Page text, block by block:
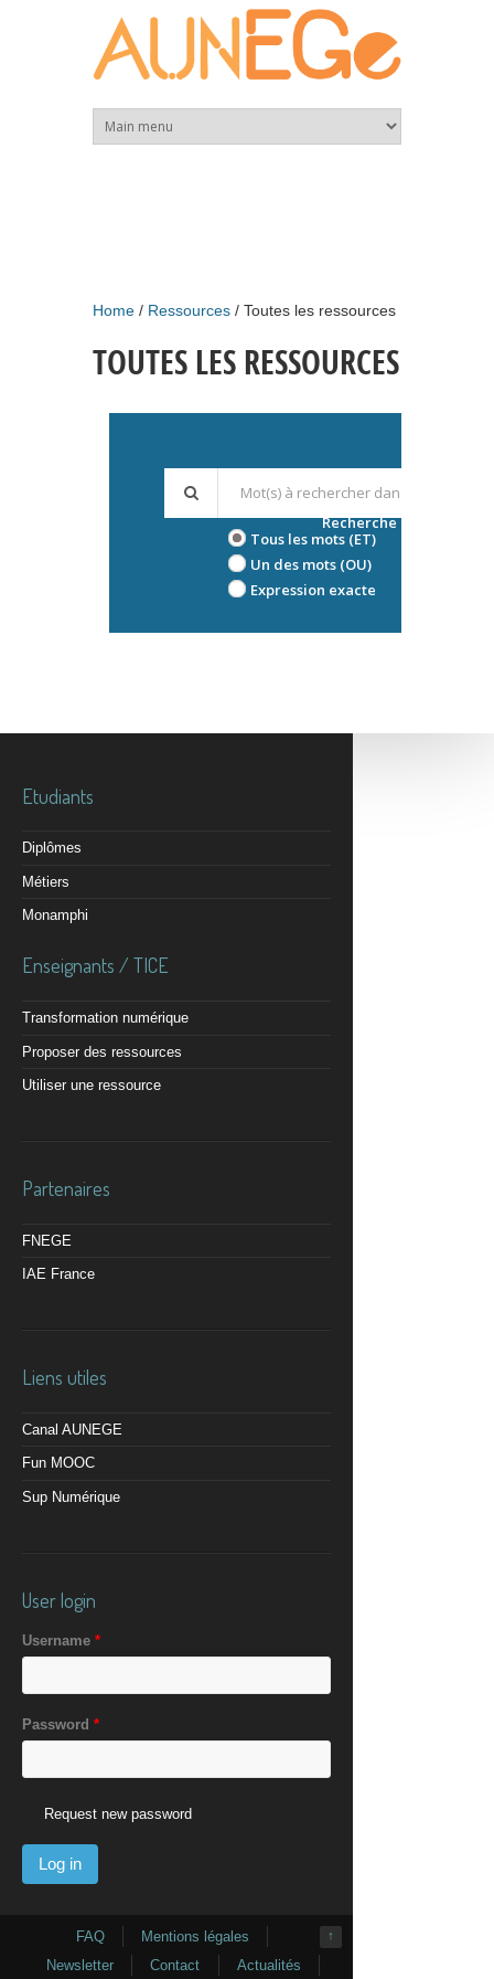
Home Ressources Toutes les ressources
TOUTES LES RESSOURCES
Tous les mots (ET)
Un des mots (OU)
Expression exacte
Recherche avancée
Etudiants
Diplômes
Métiers
Monamphi
Enseignants / TICE
Transformation numérique
Proposer des ressources
Utiliser une ressource
Partenaires
FNEGE
IAE France
Liens utiles
Canal AUNEGE
Fun MOOC
Sup Numérique
User login
Username *
Password *
Request new password
↑
FAQ
Mentions légales
Newsletter
Contact Actualités